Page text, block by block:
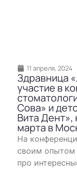
11 апреля, 2024
Здравница
участие в
Сова» и
Вита Дент»,
марта в
На
своим опытом
про